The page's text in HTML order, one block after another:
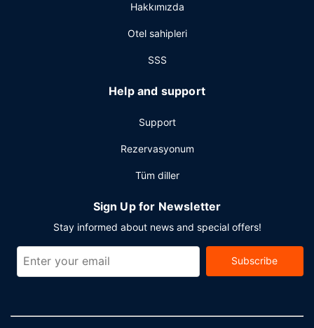
alanda konferans alanı ve 14 toplantı odası sunmaktadır.
Hakkımızda
Otel sahipleri
SSS
Help and support
Support
Rezervasyonum
Tüm diller
Sign Up for Newsletter
Stay informed about news and special offers!
Subscribe